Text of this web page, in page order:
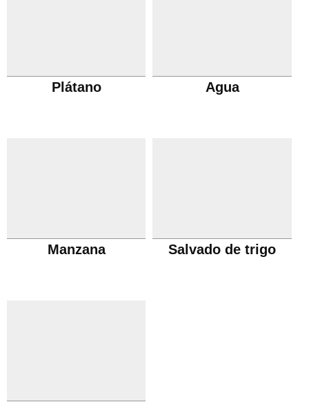
Plátano Agua
Manzana Salvado de trigo